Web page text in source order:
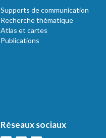
Supports de communication
Recherche thématique
Atlas et cartes
Publications
Réseaux sociaux